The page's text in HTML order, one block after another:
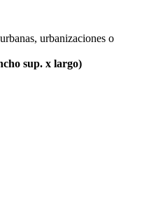
urbanizaciones o
sup. x largo)